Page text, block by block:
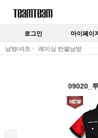
로그인 마이페이
남방/셔츠 레이싱 반팔남방
09020_